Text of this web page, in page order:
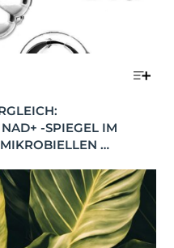
-SPIEGEL IM